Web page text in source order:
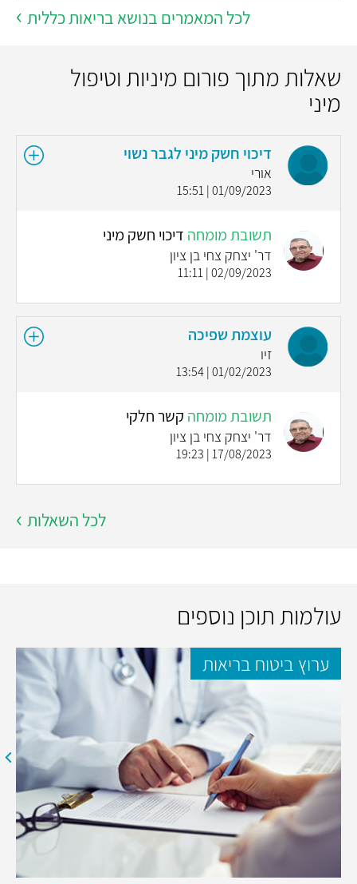
לכל המאמרים בנושא בריאות כללית
שאלות מתוך פורום מיניות וטיפול
מיני
דיכוי חשק מיני לגבר נשוי
אורי
01/09/2023 | 15:51
תשובת מומחה דיכוי חשק מיני
דר' יצחק צחי בן ציון
02/09/2023 | 11:11
עוצמת שפיכה
זיו
01/02/2023 | 13:54
תשובת מומחה קשר חלקי
דר' יצחק צחי בן ציון
17/08/2023 | 19:23
לכל השאלות
עולמות תוכן נוספים
ערוץ ביטוח בריאות